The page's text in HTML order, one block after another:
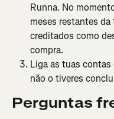
Runna. No
meses restantes
creditados como
compra.
Liga as tuas contas
não o tiveres
Perguntas